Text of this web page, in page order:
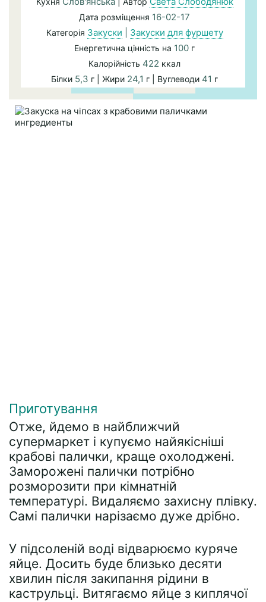
Дата розміщення 16-02-17
Категорія Закуски Закуски для фуршету
Енергетична цінність на 100 г
Калорійність 422 ккал
Білки 5,3 г | Жири 24,1 г | Вуглеводи 41 г
Приготування
Отже, йдемо в найближчий
супермаркет і купуємо найякісніші
крабові палички, краще охолоджені.
Заморожені палички потрібно
розморозити при кімнатній
температурі. Видаляємо захисну плівку.
Самі палички нарізаємо дуже дрібно.
У підсоленій воді відварюємо куряче
яйце. Досить буде близько десяти
хвилин після закипання рідини в
каструльці. Витягаємо яйце з киплячої